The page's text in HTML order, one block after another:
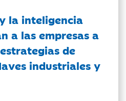
la inteligencia
a las empresas a
de
industriales y